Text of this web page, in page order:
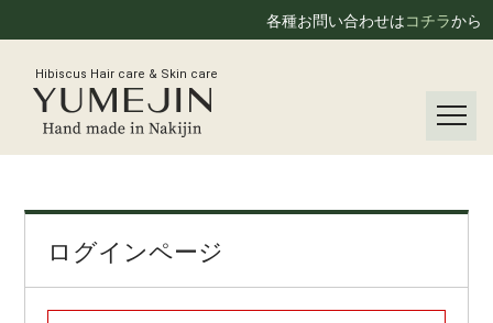
各種お問い合わせはコチラから
Hibiscus Hair care & Skin care
ログインページ